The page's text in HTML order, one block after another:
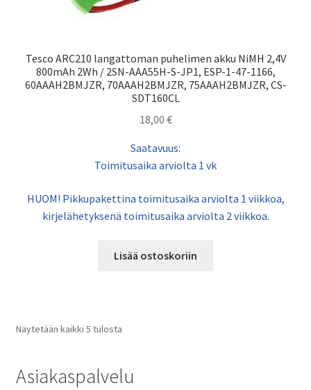
Tesco ARC210 langattoman puhelimen akku NiMH 2,4V
800mAh 2Wh / 2SN-AAA55H-S-JP1, ESP-1-47-1166,
60AAAH2BMJZR, 70AAAH2BMJZR, 75AAAH2BMJZR, CS-
SDT160CL
18,00 €
Saatavuus:
Toimitusaika arviolta 1 vk
HUOM! Pikkupakettina toimitusaika arviolta 1 viikkoa,
kirjelähetyksenä toimitusaika arviolta 2 viikkoa.
Lisää ostoskoriin
Näytetään kaikki 5 tulosta
Asiakaspalvelu